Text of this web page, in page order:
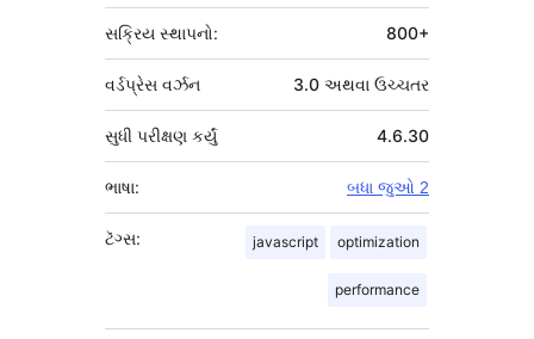
સક્રિય સ્થાપનો: 800+
વર્ડપ્રેસ વર્ઝન 3.0 અથવા ઉચ્ચતર
4.6.30
સુધી પરીક્ષણ કર્યું
ભાષા: બધા જુઓ 2
ટૅગ્સ: javascript optimization
performance